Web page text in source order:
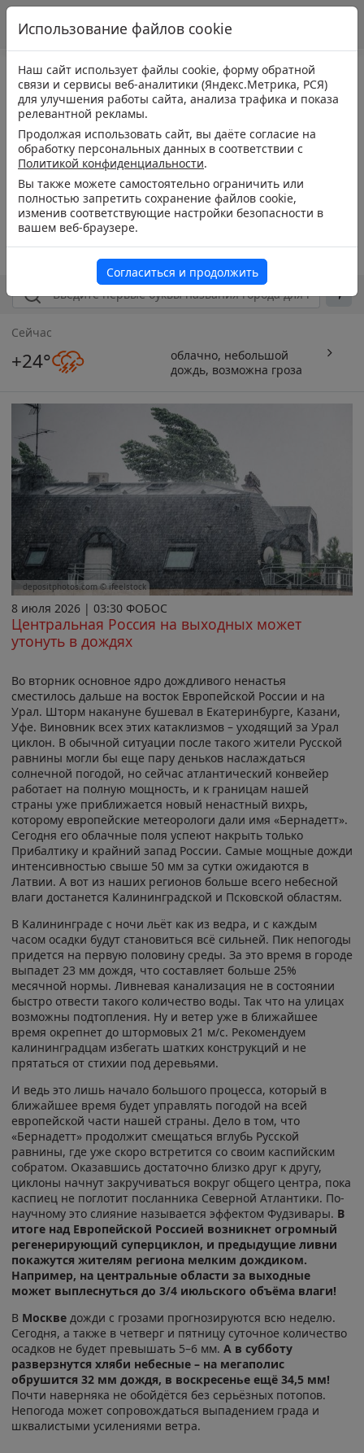
Сейчас
+24°
облачно, небольшой
дождь, возможна гроза
depositphotos.com © ifeelstock
8 июля 2026 | 03:30 ФОБОС
Центральная Россия на выходных может
утонуть в дождях
Во вторник основное ядро дождливого ненастья
сместилось дальше на восток Европейской России и на
Урал. Шторм накануне бушевал в Екатеринбурге, Казани,
Уфе. Виновник всех этих катаклизмов – уходящий за Урал
циклон. В обычной ситуации после такого жители Русской
равнины могли бы еще пару деньков наслаждаться
солнечной погодой, но сейчас атлантический конвейер
работает на полную мощность, и к границам нашей
страны уже приближается новый ненастный вихрь,
которому европейские метеорологи дали имя «Бернадетт».
Сегодня его облачные поля успеют накрыть только
Прибалтику и крайний запад России. Самые мощные дожди
интенсивностью свыше 50 мм за сутки ожидаются в
Латвии. А вот из наших регионов больше всего небесной
влаги достанется Калининградской и Псковской областям.
В Калининграде с ночи льёт как из ведра, и с каждым
часом осадки будут становиться всё сильней. Пик непогоды
придется на первую половину среды. За это время в городе
выпадет 23 мм дождя, что составляет больше 25%
месячной нормы. Ливневая канализация не в состоянии
быстро отвести такого количество воды. Так что на улицах
возможны подтопления. Ну и ветер уже в ближайшее
время окрепнет до штормовых 21 м/c. Рекомендуем
калининградцам избегать шатких конструкций и не
прятаться от стихии под деревьями.
И ведь это лишь начало большого процесса, который в
ближайшее время будет управлять погодой на всей
европейской части нашей страны. Дело в том, что
«Бернадетт» продолжит смещаться вглубь Русской
равнины, где уже скоро встретится со своим каспийским
собратом. Оказавшись достаточно близко друг к другу,
циклоны начнут закручиваться вокруг общего центра, пока
каспиец не поглотит посланника Северной Атлантики. По-
научному это слияние называется эффектом Фудзивары. В
итоге над Европейской Россией возникнет огромный
регенерирующий суперциклон, и предыдущие ливни
покажутся жителям региона мелким дождиком.
Например, на центральные области за выходные
может выплеснуться до 3/4 июльского объёма влаги!
В Москве дожди с грозами прогнозируются всю неделю.
Сегодня, а также в четверг и пятницу суточное количество
осадков не будет превышать 5–6 мм. А в субботу
разверзнутся хляби небесные – на мегаполис
обрушится 32 мм дождя, в воскресенье ещё 34,5 мм!
Почти наверняка не обойдётся без серьёзных потопов.
Непогода может сопровождаться выпадением града и
шквалистыми усилениями ветра.
Использование файлов cookie
Наш сайт использует файлы cookie, форму обратной
связи и сервисы веб-аналитики (Яндекс.Метрика, РСЯ)
для улучшения работы сайта, анализа трафика и показа
релевантной рекламы.
Продолжая использовать сайт, вы даёте согласие на
обработку персональных данных в соответствии с
Политикой конфиденциальности.
Вы также можете самостоятельно ограничить или
полностью запретить сохранение файлов cookie,
изменив соответствующие настройки безопасности в
вашем веб-браузере.
Согласиться и продолжить